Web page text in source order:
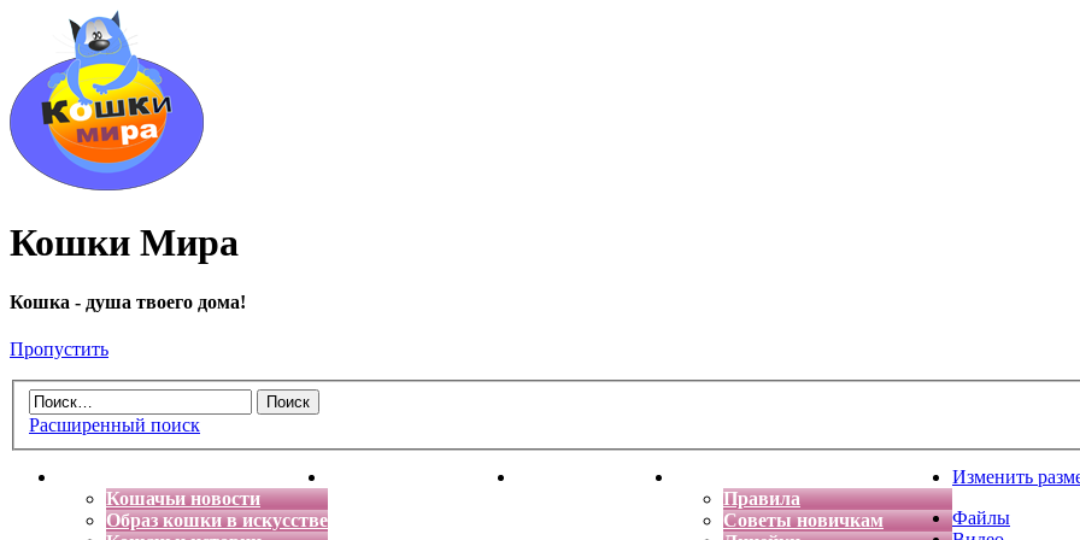
Кошки Мира
Кошка - душа твоего дома!
Пропустить
Расширенный поиск
Кошачьи новости
Образ кошки в искусстве
Энциклопедия кошек Детская фантазия
Правила
Советы новичкам
Изменить
Файлы